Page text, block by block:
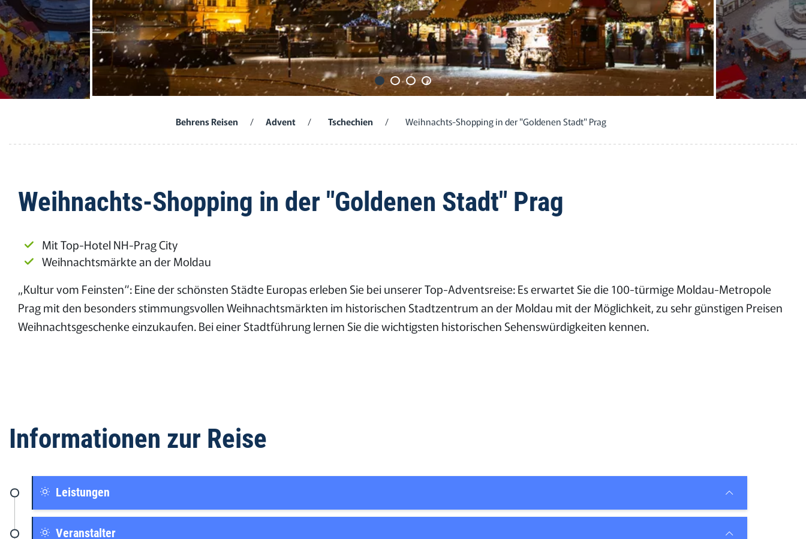
Behrens Reisen / Advent / Tschechien / Weihnachts-Shopping in der "Goldenen Stadt" Prag
Weihnachts-Shopping in der "Goldenen Stadt" Prag
Mit Top-Hotel NH-Prag City
Weihnachtsmärkte an der Moldau
„Kultur vom Feinsten“: Eine der schönsten Städte Europas erleben Sie bei unserer Top-Adventsreise: Es erwartet Sie die 100-türmige Moldau-Metropole
Prag mit den besonders stimmungsvollen Weihnachtsmärkten im historischen Stadtzentrum an der Moldau mit der Möglichkeit, zu sehr günstigen Preisen
Weihnachtsgeschenke einzukaufen. Bei einer Stadtführung lernen Sie die wichtigsten historischen Sehenswürdigkeiten kennen.
Informationen zur Reise
Leistungen
Veranstalter